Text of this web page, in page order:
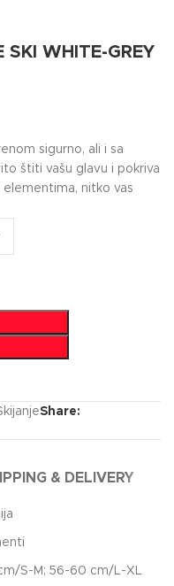
SKI WHITE-GREY
sigurno, ali i sa
štiti vašu glavu i pokriva
elementima, nitko vas
Share:
& DELIVERY
S-M; 56-60 cm/L-XL